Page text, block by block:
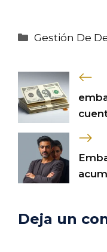
Categorías
Gestión De
Deja un